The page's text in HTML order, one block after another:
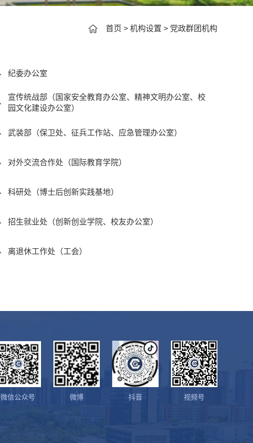
首页 > 机构设置 > 党政群团机构
纪委办公室
宣传统战部（国家安全教育办公室、精神文明办公室、校
园文化建设办公室）
武装部（保卫处、征兵工作站、应急管理办公室）
对外交流合作处（国际教育学院）
科研处（博士后创新实践基地）
招生就业处（创新创业学院、校友办公室）
离退休工作处（工会）
微信公众号 微博 抖音 视频号